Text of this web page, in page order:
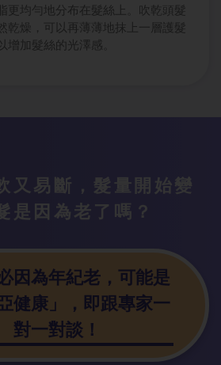
更均勻地分布在髮絲上。吹乾頭髮
乾燥，可以再薄薄地抹上一層護髮
增加髮絲的光澤感。
又易斷，髮量開始變
是因為老了嗎？
因為年紀老，可能是
健康」，即跟專家一
對一對談！